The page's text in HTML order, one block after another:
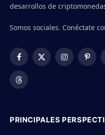
desarrollos de
Somos sociales. Conéctate
Facebook
X
Instagram
Threads
PRINCIPALES